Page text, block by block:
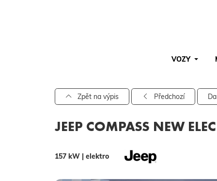
VOZY
Pro vyhledávání zadejte alespoň 3 znaky.
Zpět na výpis Předchozí
JEEP COMPASS NEW
157 kW | elektro